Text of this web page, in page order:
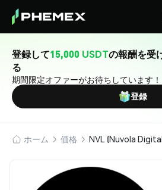
登録して15,000 USDTの報酬を受
る
期間限定オファーがお待ちしています！
登録
ホーム 価格 NVL (Nuvola